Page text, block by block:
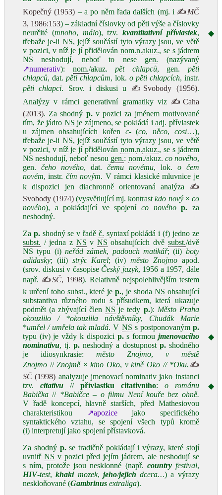
Kopečný (1953) – a po něm řada dalších (mj. i ✍ MČ
3, 1986:153) – základní číslovky od pěti výše a číslovky
neurčité (mnoho, málo), tzv. kvantitativní přívlastek,
třebaže je-li NS, jejíž součástí tyto výrazy jsou, ve větě
v pozici, v níž je jí přidělovánnom.n.akuz., se s jádrem
NS neshodují, neboť to nese gen. (nazývaný
↗numerativ): nom./akuz.pět chlapců, gen. pěti
chlapců, dat. pěti chlapcům, lok. o pěti chlapcích, instr.
pěti chlapci. Srov. i diskusi u ✍Svobody (1956).
Analýzy v rámci generativní gramatiky viz ✍Caha
(2013). Za shodný p.v pozici za jménem motivované
tím, že jádro NS je zájmeno, se pokládá iadj. přívlastek
u zájmen obsahujících kořen c‑(co,něco, cosi…),
třebaže je-li NS, jejíž součástí tyto výrazy jsou, ve větě
v pozici, v níž je jí přidělovánnom.n.akuz., se s jádrem
NS neshodují, neboť nesou gen.: nom./akuz. co nového,
gen. čeho nového, dat. čemu novému, lok. o čem
novém, instr. čím novým. V rámci klasické mluvnice je
k dispozici jen diachronně orientovaná analýza ✍
Svobody (1974) (vysvětlující mj. kontrastkdo nový× co
nového), a pokládající ve spojení co nového p. za
neshodný.
Za p.shodný se v řadě č. syntaxí pokládá i (f) jedno ze
subst. / jedna z NS v NS obsahujících dvě subst./dvě
NS typu (i)neřád zámek, padouch matikář; (ii) boty
adidasky; (iii) strýc Karel; (iv)město Znojmoapod.
(srov. diskusi v časopise Český jazyk, 1956 a 1957, dále
např. ✍SČ, 1998). Relativně nejspolehlivějším testem
k určení toho subst., které jep., je shoda NS obsahující
substantiva různého rodu s přísudkem, která ukazuje
podmět (a zbývající členNS je tedy p.): Město Praha
okouzlilo / *okouzlila návštěvníky, Chudák Marie
*umřel / umřela tak mladá. V NS s postponovaným p.
typu (iv) je vždy k dispozici p.s formou jmenovacího
nominativu, tj.p. neshodný a dostupnost p.shodného
je idiosynkrasie: město Znojmo, v městě
Znojmo //Znojmě ×kino Oko, v kině Oko // *Oku. ✍
SČ (1998) analyzuje jmenovací nominativ jako instanci
tzv. citativu// přívlastku citativního: o románu
Babička // *Babičce– o filmu Není kouře bez ohně.
V řadě koncepcí, hlavně starších, před Mathesiovou
charakteristikou
↗apozicejako specifického
syntaktického vztahu, se spojení všech typů kromě
(i) interpretují jako spojení přístavková.
Za shodný p.se tradičně pokládají i výrazy, které stojí
uvnitř NS v pozici před jejím jádrem, ale neshodují se
s ním, protože jsou nesklonné (např. country festival,
HIV-test,khaki mozek, jeho/jejich dcera…) a výrazy
neskloňované (Gambrinus extraliga).
◆
◆
◆